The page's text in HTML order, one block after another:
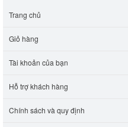
Trang chủ
Giỏ hàng
Tài khoản của bạn
Hỗ trợ khách hàng
Chính sách và quy định